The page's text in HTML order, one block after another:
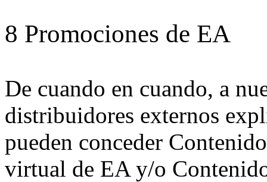
8 Promociones de EA
De cuando en cuando, a
distribuidores externos
pueden conceder
virtual de EA y/o